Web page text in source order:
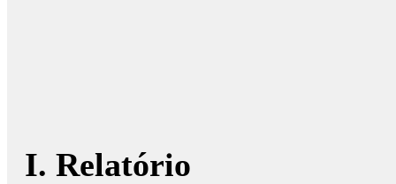
I. Relatório